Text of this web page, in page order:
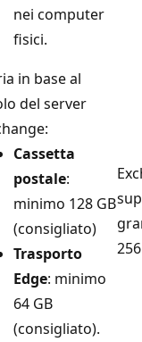
nei computer
fisici.
in base al
del server
Cassetta
postale:
minimo 128 GB
(consigliato)
Trasporto
Edge: minimo
64 GB
(consigliato).